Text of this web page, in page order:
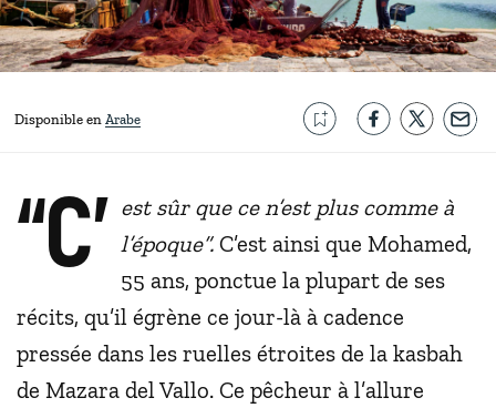
Disponible en Arabe
“C’ est sûr que ce n’est plus comme à
l’époque”. C’est ainsi que Mohamed,
55 ans, ponctue la plupart de ses
récits, qu’il égrène ce jour-là à cadence
pressée dans les ruelles étroites de la kasbah
de Mazara del Vallo. Ce pêcheur à l’allure